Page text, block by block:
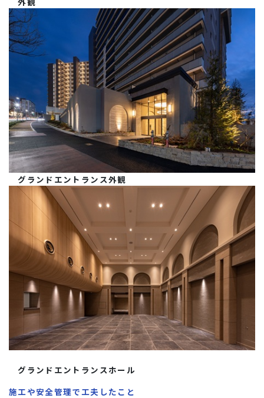
グランドエントランス外観
グランドエントランスホール
施工や安全管理で工夫したこと